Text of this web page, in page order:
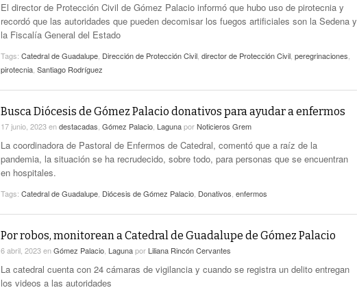
El director de Protección Civil de Gómez Palacio informó que hubo uso de pirotecnia y
recordó que las autoridades que pueden decomisar los fuegos artificiales son la Sedena y
la Fiscalía General del Estado
Tags: Catedral de Guadalupe Dirección de Protección Civil director de Protección Civil peregrinaciones
pirotecnia Santiago Rodríguez
Busca Diócesis de Gómez Palacio donativos para ayudar a enfermos
17 junio, 2023endestacadas Gómez Palacio LagunaporNoticieros Grem
La coordinadora de Pastoral de Enfermos de Catedral, comentó que a raíz de la
pandemia, la situación se ha recrudecido, sobre todo, para personas que se encuentran
en hospitales.
Tags: Catedral de Guadalupe Diócesis de Gómez Palacio Donativos enfermos
Por robos, monitorean a Catedral de Guadalupe de Gómez Palacio
6 abril, 2023enGómez Palacio Lagunapor Liliana Rincón Cervantes
La catedral cuenta con 24 cámaras de vigilancia y cuando se registra un delito entregan
los videos a las autoridades